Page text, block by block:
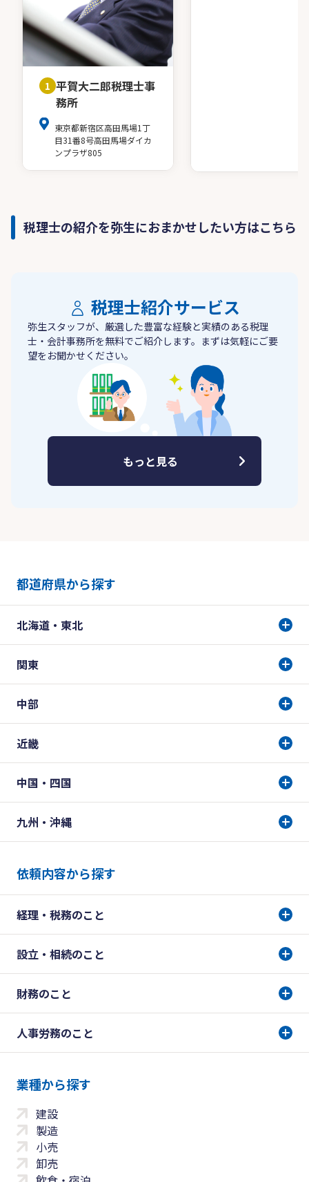
1 平賀大二郎税理士事
務所
東京都新宿区高田馬場1丁
目31番8号高田馬場ダイカ
ンプラザ805
税理士の紹介を弥生におまかせしたい方はこちら
税理士紹介サービス
弥生スタッフが、厳選した豊富な経験と実績のある税理
士・会計事務所を無料でご紹介します。まずは気軽にご要
望をお聞かせください。
もっと見る
都道府県から探す
北海道・東北
関東
中部
近畿
中国・四国
九州・沖縄
依頼内容から探す
経理・税務のこと
設立・相続のこと
財務のこと
人事労務のこと
業種から探す
建設
製造
小売
卸売